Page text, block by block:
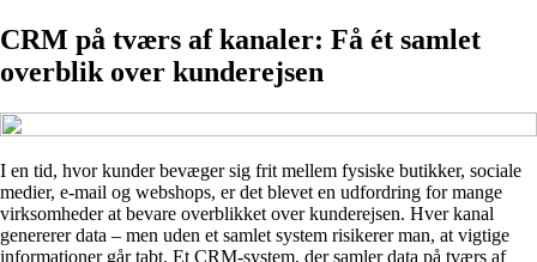
CRM på tværs af kanaler: Få ét samlet
overblik over kunderejsen
I en tid, hvor kunder bevæger sig frit mellem fysiske butikker, sociale
medier, e-mail og webshops, er det blevet en udfordring for mange
virksomheder at bevare overblikket over kunderejsen. Hver kanal
genererer data – men uden et samlet system risikerer man, at vigtige
informationer går tabt. Et CRM-system, der samler data på tværs af